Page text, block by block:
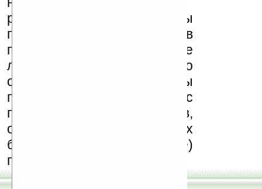
реклама (спам). Мы
поддерживаем авторов
программ и развитие
легального программного
обеспечения. Также мы
призываем Вас
поддерживать авторов,
особенно создающих
бесплатные (freeware)
программы.